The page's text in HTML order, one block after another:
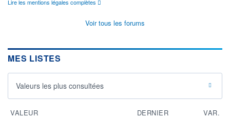
Lire les mentions légales complètes
Voir tous les forums
MES LISTES
Valeurs les plus consultées
VALEUR DERNIER VAR.